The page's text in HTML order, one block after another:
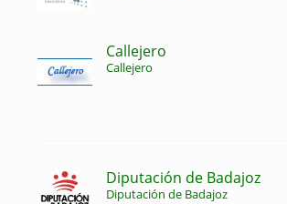
Callejero
Callejero
Diputación de Badajoz
Diputación de Badajoz